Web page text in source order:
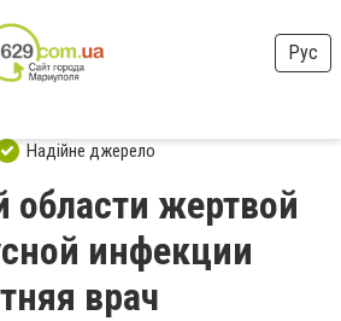
Рус
Надійне джерело
области жертвой
инфекции
врач